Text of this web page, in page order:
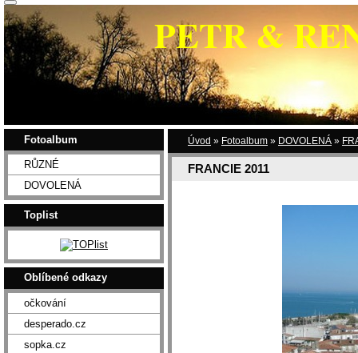
PETR &
Úvod » Fotoalbum » DOVOLENÁ »
FRANCIE 2011
Fotoalbum
RŮZNÉ
DOVOLENÁ
Toplist
Oblíbené odkazy
očkování
desperado.cz
sopka.cz